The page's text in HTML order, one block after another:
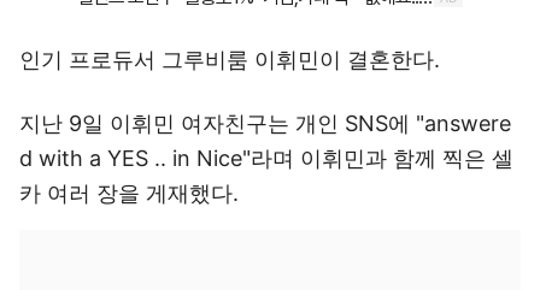
인기 프로듀서 그루비룸 이휘민이 결혼한다.
지난 9일 이휘민 여자친구는 개인 SNS에 "answere
d with a YES .. in Nice"라며 이휘민과 함께 찍은 셀
카 여러 장을 게재했다.